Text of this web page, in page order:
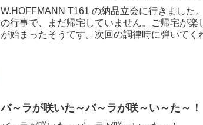
W.HOFFMANN T161 の納品立会に行きました
の行事で、まだ帰宅していません。ご帰宅が
が始まったそうてす。次回の調律時に弾いてく
バ～ラが咲いた～バ～ラが咲～い～た～！